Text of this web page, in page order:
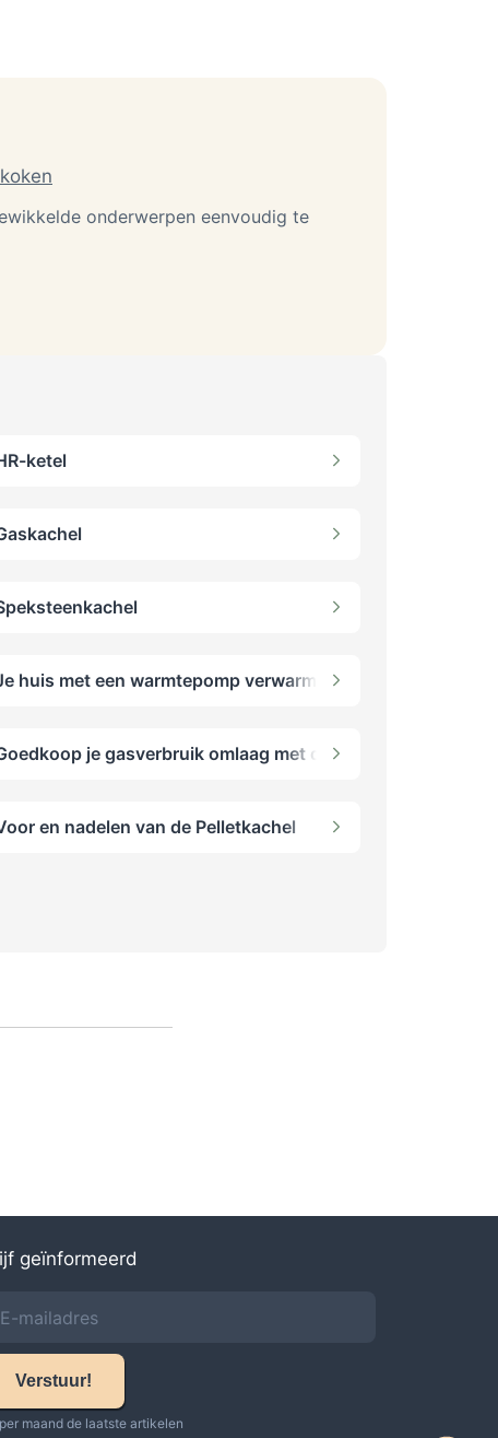
onderwerpen eenvoudig te
ketel
huis met een warmtepomp verwarming. Alle soorten &
voor particulieren
je gasverbruik omlaag met de airco als
en nadelen van de Pelletkachel
geïnformeerd
Verstuur!
maand de laatste artikelen